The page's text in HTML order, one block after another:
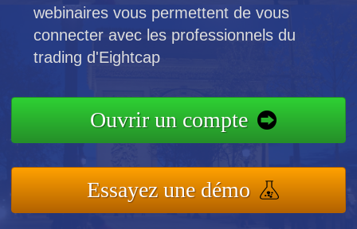
webinaires vous permettent de vous
connecter avec les professionnels du
trading d'Eightcap
Ouvrir un compte
Essayez une démo